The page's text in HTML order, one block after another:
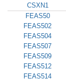
CSXN1
FEAS50
FEAS502
FEAS504
FEAS507
FEAS509
FEAS512
FEAS514